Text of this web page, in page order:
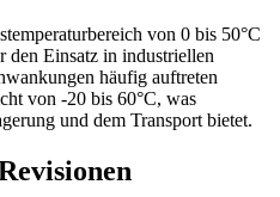
von 0 bis 50°C
den Einsatz in industriellen
häufig auftreten
von -20 bis 60°C, was
und dem Transport bietet.